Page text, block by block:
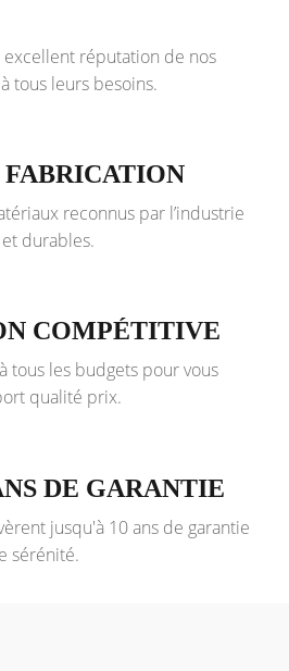
excellent réputation de nos
tous leurs besoins.
reconnus par l’industrie
durables.
COMPÉTITIVE
tous les budgets pour vous
qualité prix.
DE GARANTIE
jusqu'à 10 ans de garantie
sérénité.